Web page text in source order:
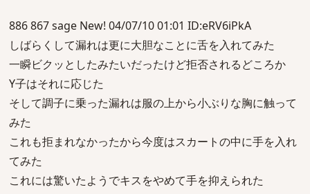
886 867 sage New! 04/07/10 01:01 ID:eRV6iPkA
しばらくして漏れは更に大胆なことに舌を入れてみた
一瞬ビクッとしたみたいだったけど拒否されるどころか
Y子はそれに応じた
そして調子に乗った漏れは服の上から小ぶりな胸に触って
みた
これも拒まれなかったから今度はスカートの中に手を入れ
てみた
これには驚いたようでキスをやめて手を抑えられた